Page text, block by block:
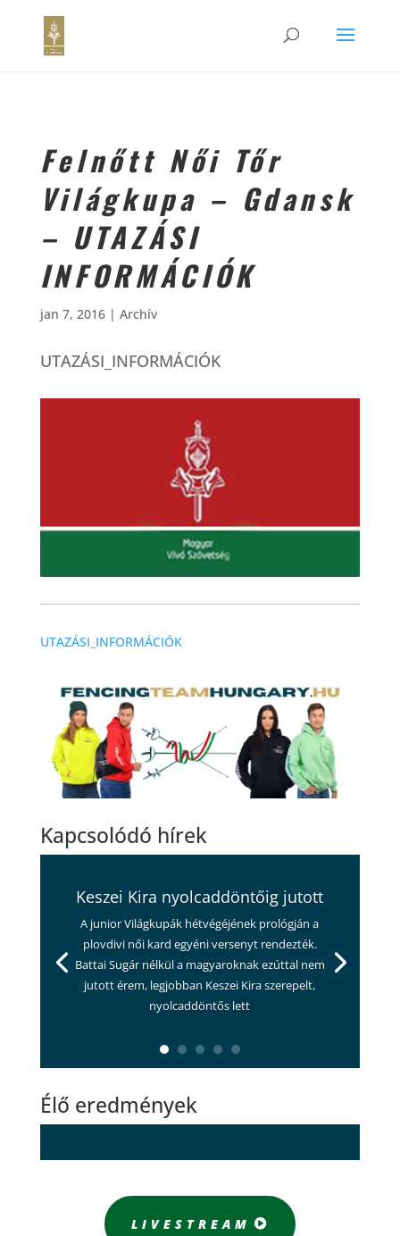
Felnőtt Női Tőr
Világkupa – Gdansk
– UTAZÁSI
INFORMÁCIÓK
jan 7, 2016| Archív
UTAZÁSI_INFORMÁCIÓK
UTAZÁSI_INFORMÁCIÓK
Kapcsolódó hírek
Keszei Kira nyolcaddöntőig jutott
A junior Világkupák hétvégéjének prológján a
plovdivi női kard egyéni versenyt rendezték.
Battai Sugár nélkül a magyaroknak ezúttal nem
jutott érem, legjobban Keszei Kira szerepelt,
nyolcaddöntős lett
Élő eredmények
LIVESTREAM